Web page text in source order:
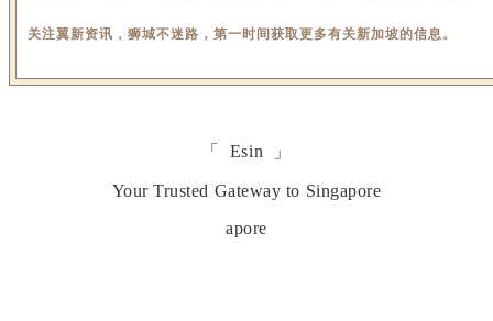
关注翼新资讯，狮城不迷路，第一时间获取更多有关新加坡的信息。
「 Esin 」
Your Trusted Gateway to Singapore
apore